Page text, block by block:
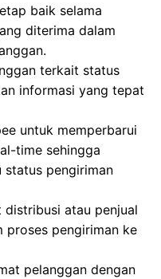
baik selama
diterima dalam
terkait status
informasi yang tepat
untuk memperbarui
time sehingga
status pengiriman
atau penjual
proses pengiriman ke
pelanggan dengan